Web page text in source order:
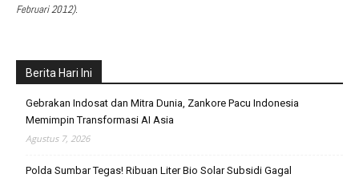
Februari 2012).
Berita Hari Ini
Gebrakan Indosat dan Mitra Dunia, Zankore Pacu Indonesia
Memimpin Transformasi AI Asia
Agustus 7, 2026
Polda Sumbar Tegas! Ribuan Liter Bio Solar Subsidi Gagal